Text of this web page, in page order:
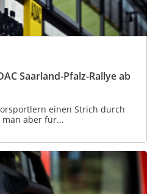
Saarland-Pfalz-Rallye ab
einen Strich durch
man aber für...